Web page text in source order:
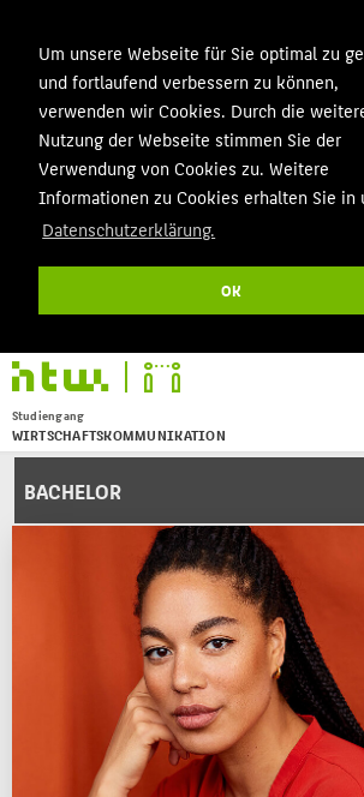
Um unsere Webseite für Sie optimal zu
und fortlaufend verbessern zu können,
verwenden wir Cookies. Durch die
Nutzung der Webseite stimmen Sie der
Verwendung von Cookies zu. Weitere
Informationen zu Cookies erhalten Sie in
Datenschutzerklärung.
OK
Studiengang
WIRTSCHAFTSKOMMUNIKATION
Menu
BACHELOR
BACHELOR
MASTER
KARRIERE
FAQ
PERSONEN
ATELIER & LABORE